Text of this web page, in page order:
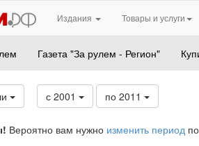
Издания Товары и услуги
Газета "За рулем - Регион"
с 2001 по 2011
Вероятно вам нужно изменить период